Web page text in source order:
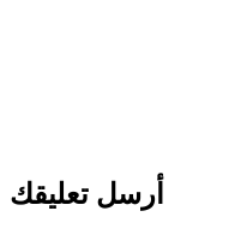
أرسل تعليقك